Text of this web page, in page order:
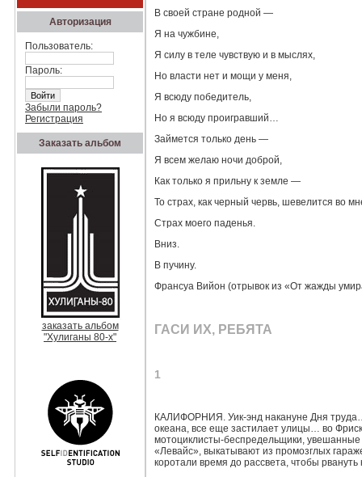
Авторизация
Пользователь:
Пароль:
Забыли пароль?
Регистрация
Заказать альбом
заказать альбом
"Хулиганы 80-х"
В своей стране родной —
Я на чужбине,
Я силу в теле чувствую и в мыслях,
Но власти нет и мощи у меня,
Я всюду победитель,
Но я всюду проигравший…
Займется только день —
Я всем желаю ночи доброй,
Как только я прильну к земле —
То страх, как черный червь, шевелится во
Страх моего паденья.
Вниз.
В пучину.
Франсуа Вийон (отрывок из «От жажды
ГАСИ ИХ, РЕБЯТА
1
КАЛИФОРНИЯ. Уик‑энд накануне Дня
океана, все еще застилает улицы… во
мотоциклисты‑беспредельщики,
«Левайс», выкатывают из промозглых
коротали время до рассвета, чтобы